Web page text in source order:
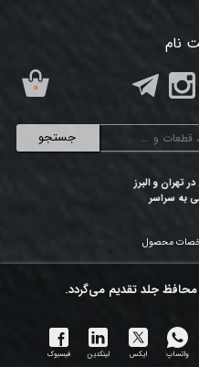
جستجو
نام
تهران و البرز
به سراسر
۰
محصول
محافظ جلد تقدیم می‌گردد.
واتساپ ایکس لینکدین فیسبوک